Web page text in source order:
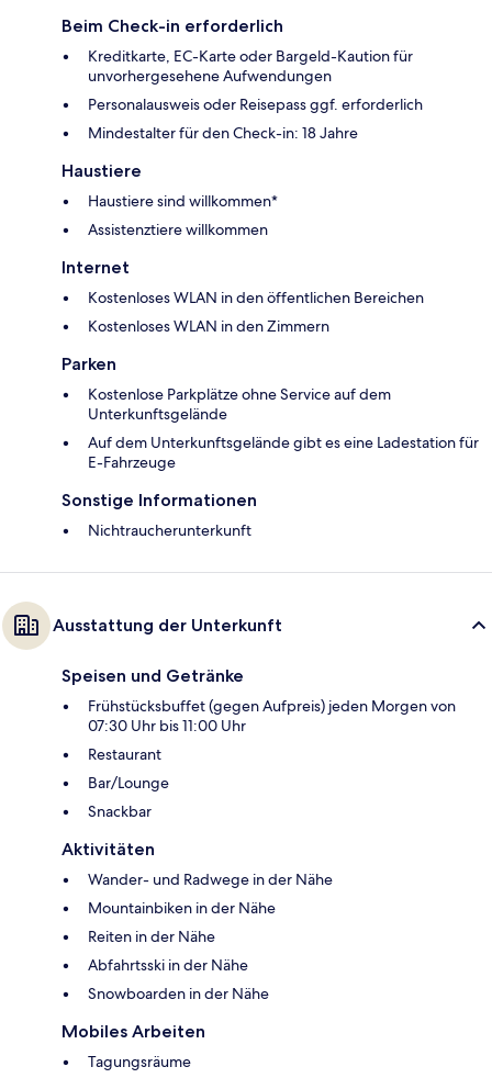
Beim Check-in erforderlich
Kreditkarte, EC-Karte oder Bargeld-Kaution für
unvorhergesehene Aufwendungen
Personalausweis oder Reisepass ggf. erforderlich
Mindestalter für den Check-in: 18 Jahre
Haustiere
Haustiere sind willkommen*
Assistenztiere willkommen
Internet
Kostenloses WLAN in den öffentlichen Bereichen
Kostenloses WLAN in den Zimmern
Parken
Kostenlose Parkplätze ohne Service auf dem
Unterkunftsgelände
Auf dem Unterkunftsgelände gibt es eine Ladestation für
E-Fahrzeuge
Sonstige Informationen
Nichtraucherunterkunft
Ausstattung der Unterkunft
Speisen und Getränke
Frühstücksbuffet (gegen Aufpreis) jeden Morgen von
07:30 Uhr bis 11:00 Uhr
Restaurant
Bar/Lounge
Snackbar
Aktivitäten
Wander- und Radwege in der Nähe
Mountainbiken in der Nähe
Reiten in der Nähe
Abfahrtsski in der Nähe
Snowboarden in der Nähe
Mobiles Arbeiten
Tagungsräume